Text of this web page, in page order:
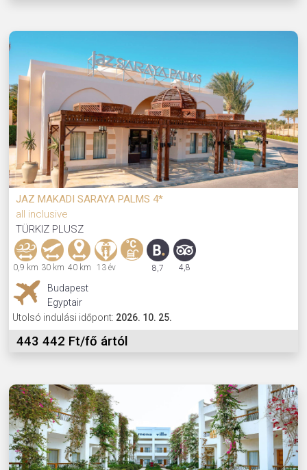
JAZ MAKADI SARAYA PALMS 4*
all inclusive
TÜRKIZ PLUSZ
0,9 km 30 km 40 km 13 év 8,7 4,8
Budapest
Egyptair
Utolsó indulási időpont: 2026. 10. 25.
443 442 Ft/fő ártól